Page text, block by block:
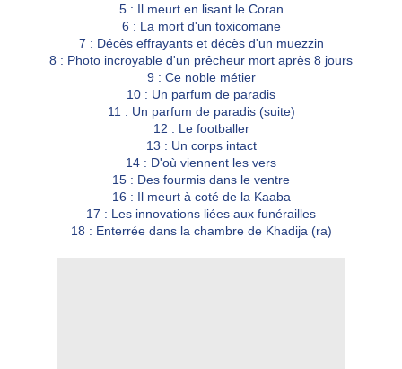
5 : Il meurt en lisant le Coran
6 : La mort d'un toxicomane
7 : Décès effrayants et décès d'un muezzin
8 : Photo incroyable d'un prêcheur mort après 8 jours
9 : Ce noble métier
10 : Un parfum de paradis
11 : Un parfum de paradis (suite)
12 : Le footballer
13 : Un corps intact
14 : D'où viennent les vers
15 : Des fourmis dans le ventre
16 : Il meurt à coté de la Kaaba
17 : Les innovations liées aux funérailles
18 : Enterrée dans la chambre de Khadija (ra)